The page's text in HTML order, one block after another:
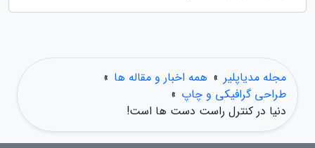
مجله مدیاپلیر » همه اخبار و مقاله ها »
طراحی گرافیکی و چاپ »
دنیا در کنترل راست دست ها است!